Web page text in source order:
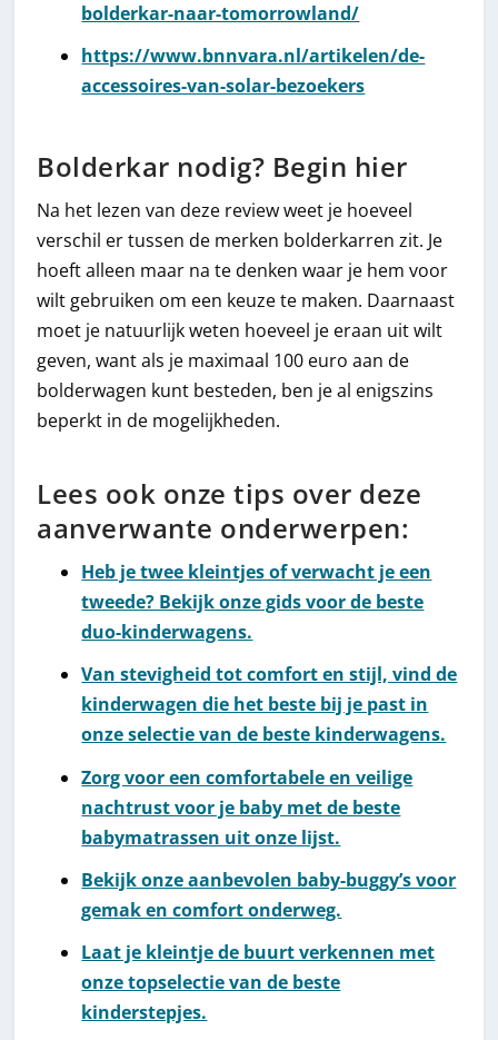
bolderkar-naar-tomorrowland/
https://www.bnnvara.nl/artikelen/de-
accessoires-van-solar-bezoekers
Bolderkar nodig? Begin hier
Na het lezen van deze review weet je hoeveel
verschil er tussen de merken bolderkarren zit. Je
hoeft alleen maar na te denken waar je hem voor
wilt gebruiken om een keuze te maken. Daarnaast
moet je natuurlijk weten hoeveel je eraan uit wilt
geven, want als je maximaal 100 euro aan de
bolderwagen kunt besteden, ben je al enigszins
beperkt in de mogelijkheden.
Lees ook onze tips over deze
aanverwante onderwerpen:
Heb je twee kleintjes of verwacht je een
tweede? Bekijk onze gids voor de beste
duo-kinderwagens.
Van stevigheid tot comfort en stijl, vind de
kinderwagen die het beste bij je past in
onze selectie van de beste kinderwagens.
Zorg voor een comfortabele en veilige
nachtrust voor je baby met de beste
babymatrassen uit onze lijst.
Bekijk onze aanbevolen baby-buggy’s voor
gemak en comfort onderweg.
Laat je kleintje de buurt verkennen met
onze topselectie van de beste
kinderstepjes.